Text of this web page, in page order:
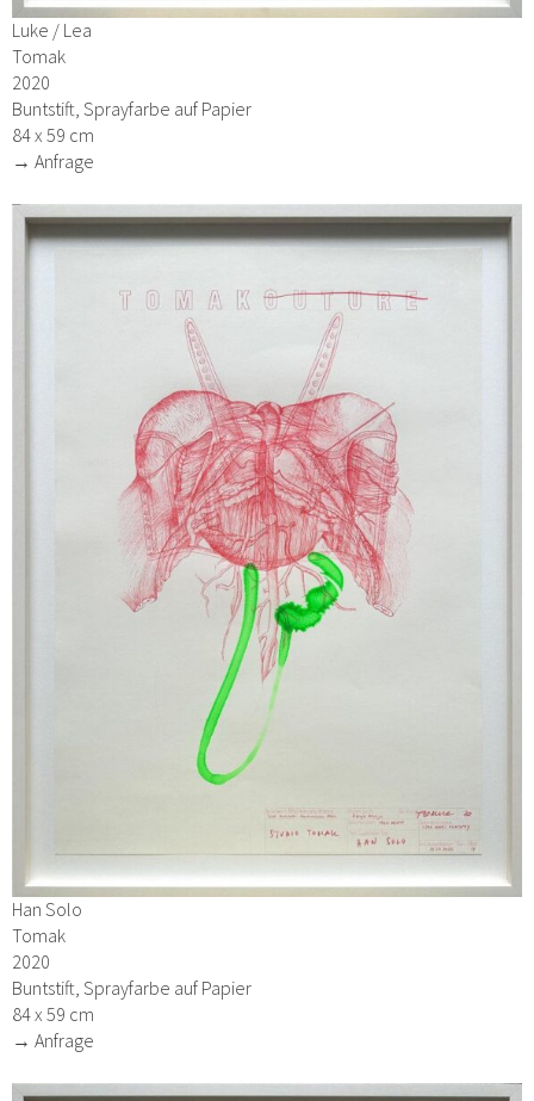
Luke / Lea
Tomak
2020
Buntstift, Sprayfarbe auf Papier
84 x 59 cm
→ Anfrage
Han Solo
Tomak
2020
Buntstift, Sprayfarbe auf Papier
84 x 59 cm
→ Anfrage